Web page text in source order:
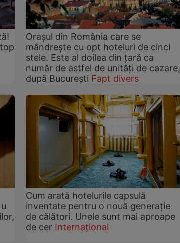
Orașul din România care se
mândrește cu opt hoteluri de cinci
stele. Este al doilea din țară ca
număr de astfel de unități de cazare,
după București Fapt divers
Cum arată hotelurile capsulă
inventate pentru o nouă generație
de călători. Unele sunt mai aproape
de cer Internațional